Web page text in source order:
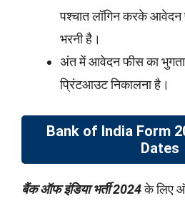
पश्चात लॉगिन करके आवेदन
भरनी है।
अंत में आवेदन फीस का
प्रिंटआउट निकालना है।
Bank of India Form
Dates
बैंक ऑफ इंडिया भर्ती2024के लिए